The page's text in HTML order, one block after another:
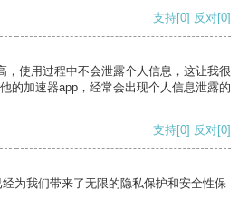
支持[0] 反对[0]
，使用过程中不会泄露个人信息，这让我很
的加速器app，经常会出现个人信息泄露的
支持[0] 反对[0]
为我们带来了无限的隐私保护和安全性保